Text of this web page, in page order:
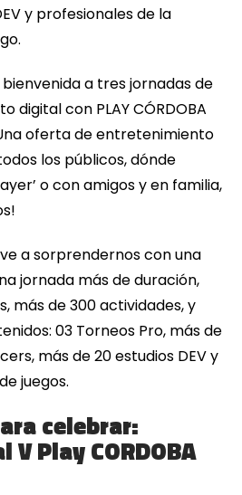
y profesionales de la
a tres jornadas de
digital con PLAY CÓRDOBA
oferta de entretenimiento
los públicos, dónde
o con amigos y en familia,
a sorprendernos con una
jornada más de duración,
más de 300 actividades, y
03 Torneos Pro, más de
más de 20 estudios DEV y
juegos.
celebrar:
Play CORDOBA